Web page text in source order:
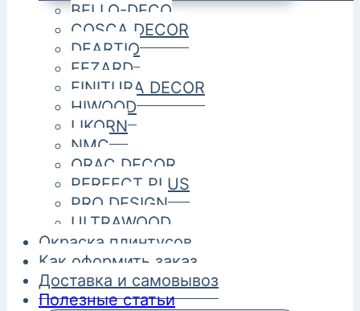
BELLO-DECO
COSCA DECOR
DEARTIO
FEZARD
FINITURA DECOR
HIWOOD
LIKORN
NMC
ORAC DECOR
PERFECT PLUS
PRO DESIGN
ULTRAWOOD
Окраска плинтусов
Как оформить заказ
Доставка и самовывоз
Полезные статьи